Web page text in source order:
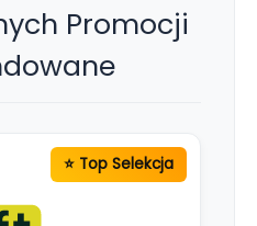
Promocji